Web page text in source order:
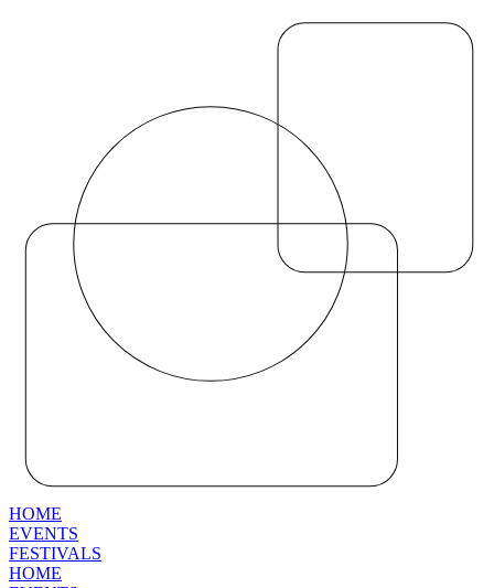
HOME
EVENTS
FESTIVALS
HOME